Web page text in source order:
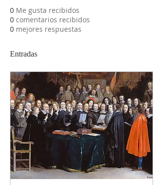
0 Me gusta recibidos
0 comentarios recibidos
0 mejores respuestas
Entradas